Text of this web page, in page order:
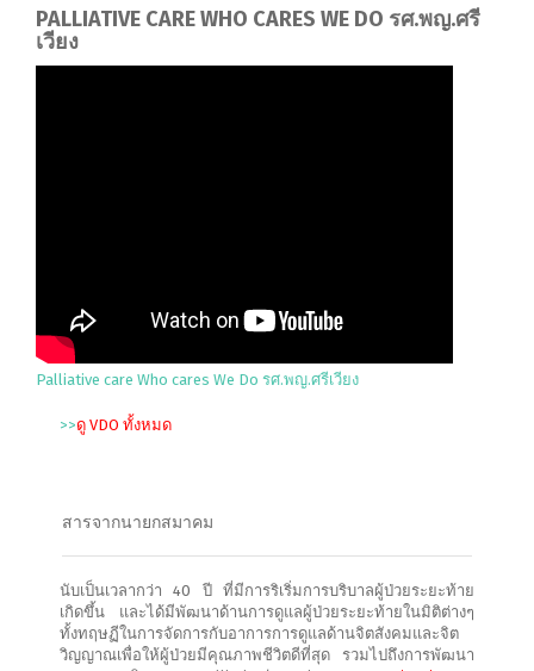
PALLIATIVE CARE WHO CARES WE DO รศ.พญ.ศรี
เวียง
Palliative care Who cares We Do รศ.พญ.ศรีเวียง
>>ดู VDO ทั้งหมด
สารจากนายกสมาคม
นับเป็นเวลากว่า 40 ปี ที่มีการริเริ่มการบริบาลผู้ป่วยระยะท้าย
เกิดขึ้น และได้มีพัฒนาด้านการดูแลผู้ป่วยระยะท้ายในมิติต่างๆ
ทั้งทฤษฏีในการจัดการกับอาการการดูแลด้านจิตสังคมและจิต
วิญญาณเพื่อให้ผู้ป่วยมีคุณภาพชีวิตดีที่สุด รวมไปถึงการพัฒนา